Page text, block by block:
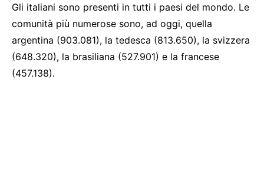
Gli italiani sono presenti in tutti i paesi del mondo. Le
comunità più numerose sono, ad oggi, quella
argentina (903.081), la tedesca (813.650), la svizzera
(648.320), la brasiliana (527.901) e la francese
(457.138).